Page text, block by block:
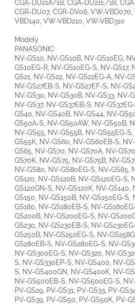
CGA-DU21A/1B, CGA-DU21E/1B,
CGR-DU07, CGR-DV06, VW-
VBD140, VW-VBD210, VW-VBD310
Modely
PANASONIC:
NV-GS10, NV-GS10B, NV-GS10EG,
GS10EG-R, NV-GS10EG-S, NV-GS17,
GS21, NV-GS22, NV-GS22EG-A, NV-
NV-GS27EB-S, NV-GS27EF-S, NV-
NV-GS30, NV-GS30B, NV-GS33, NV-
NV-GS37, NV-GS37EB-S, NV-
GS40, NV-GS40B, NV-GS44, NV-
GS50A-S, NV-GS50AW, NV-GS50B,
NV-GS55, NV-GS55B, NV-GS55EG-
GS55K, NV-GS60, NV-GS60EB-S,
GS65, NV-GS70, NV-GS70A, NV-
GS70K, NV-GS75, NV-GS75B, NV-
NV-GS80, NV-GS80EG-S, NV-GS85,
GS120, NV-GS120B, NV-GS120EG-S,
GS120GN-S, NV-GS120K, NV-GS140,
GS150, NV-GS150B, NV-GS150EG-S,
GS180, NV-GS180EB-S, NV-
GS200B, NV-GS200EG-S, NV-
GS230, NV-GS230EB-S, NV-
GS250B, NV-GS250EG-S, NV-
GS280EB-S, NV-GS280EG-S, NV-
NV-GS300EG-S, NV-GS320, NV-
S, NV-GS330EP-S, NV-GS400, NV-
S, NV-GS400GN, NV-GS400K, NV-
NV-GS500EB-S, NV-GS500EG-S,
PV-GS29, PV-GS31, PV-GS33, PV-
PV-GS39, PV-GS50, PV-GS50K, PV-